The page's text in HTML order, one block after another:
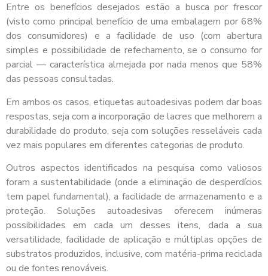
Entre os benefícios desejados estão a busca por frescor
(visto como principal benefício de uma embalagem por 68%
dos consumidores) e a facilidade de uso (com abertura
simples e possibilidade de refechamento, se o consumo for
parcial — característica almejada por nada menos que 58%
das pessoas consultadas.
Em ambos os casos, etiquetas autoadesivas podem dar boas
respostas, seja com a incorporação de lacres que melhorem a
durabilidade do produto, seja com soluções resseláveis cada
vez mais populares em diferentes categorias de produto.
Outros aspectos identificados na pesquisa como valiosos
foram a sustentabilidade (onde a eliminação de desperdícios
tem papel fundamental), a facilidade de armazenamento e a
proteção. Soluções autoadesivas oferecem inúmeras
possibilidades em cada um desses itens, dada a sua
versatilidade, facilidade de aplicação e múltiplas opções de
substratos produzidos, inclusive, com matéria-prima reciclada
ou de fontes renováveis.